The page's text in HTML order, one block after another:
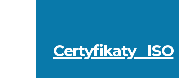
Certyfikaty ISO